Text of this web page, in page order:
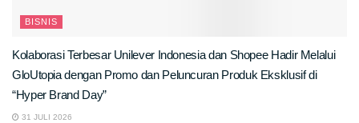
BISNIS
Kolaborasi Terbesar Unilever Indonesia dan Shopee Hadir Melalui
GloUtopia dengan Promo dan Peluncuran Produk Eksklusif di
“Hyper Brand Day”
31 JULI 2026